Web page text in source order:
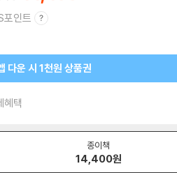
포인트
다운 시 1천원 상품권
혜택
종이책
14,400원